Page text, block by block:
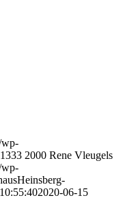
wp-
1333 2000 Rene Vleugels
wp-
2020-06-15